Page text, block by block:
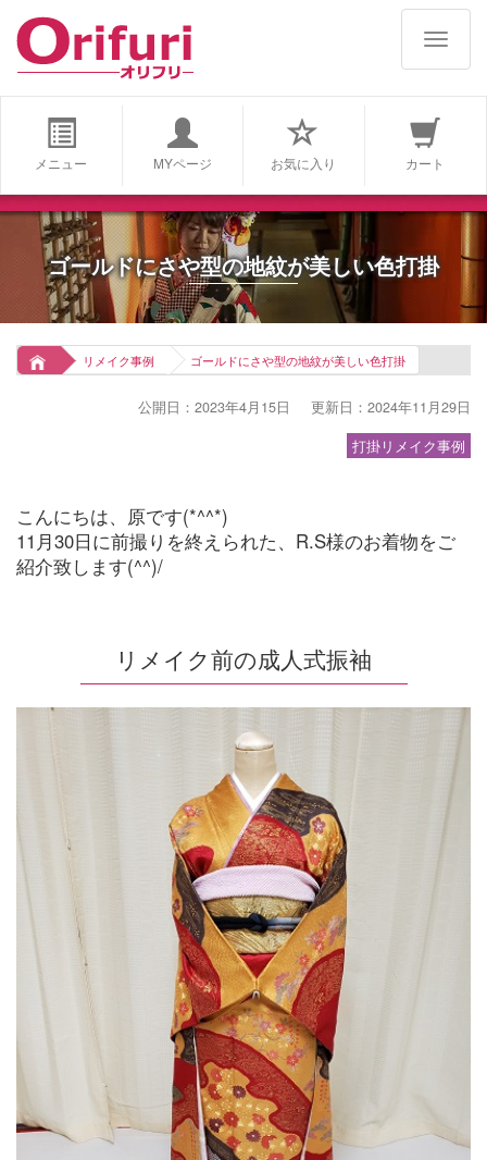
メニュー MYページ お気に入り カート
ゴールドにさや型の地紋が美しい色打掛
リメイク事例 ゴールドにさや型の地紋が美しい色打掛
公開日：2023年4月15日 更新日：2024年11月29日
打掛リメイク事例
こんにちは、原です(*^^*)
11月30日に前撮りを終えられた、R.S様のお着物をご
紹介致します(^^)/
リメイク前の成人式振袖